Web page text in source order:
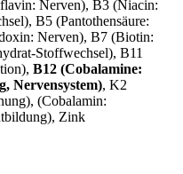
Nerven), B3 (Niacin:
B5 (Pantothensäure:
Nerven), B7 (Biotin:
Stoffwechsel), B11
B12 (Cobalamine:
Nervensystem), K2
(Cobalamin:
Zink